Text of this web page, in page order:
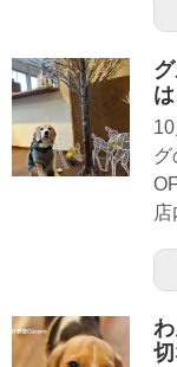
切